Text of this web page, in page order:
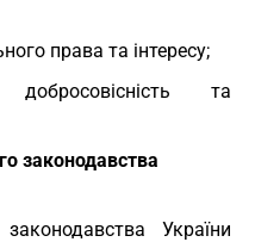
права та інтересу;
та
законодавства
України